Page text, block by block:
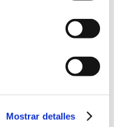
Mostrar detalles